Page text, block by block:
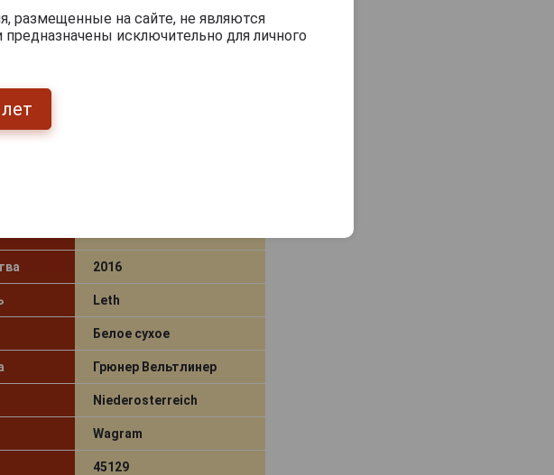
2016 Вино Лет Грюнер
2016
Leth
Белое сухое
Грюнер Вельтлинер
Niederosterreich
Wagram
45129
размещенные на сайте, не являются
исключительно для личного